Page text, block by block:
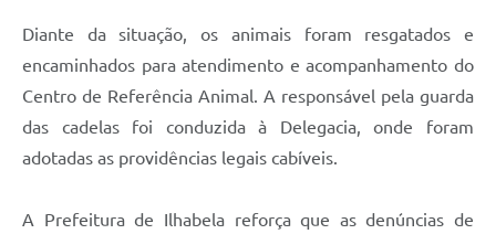
Diante da situação, os animais foram resgatados e
encaminhados para atendimento e acompanhamento do
Centro de Referência Animal. A responsável pela guarda
das cadelas foi conduzida à Delegacia, onde foram
adotadas as providências legais cabíveis.
A Prefeitura de Ilhabela reforça que as denúncias de